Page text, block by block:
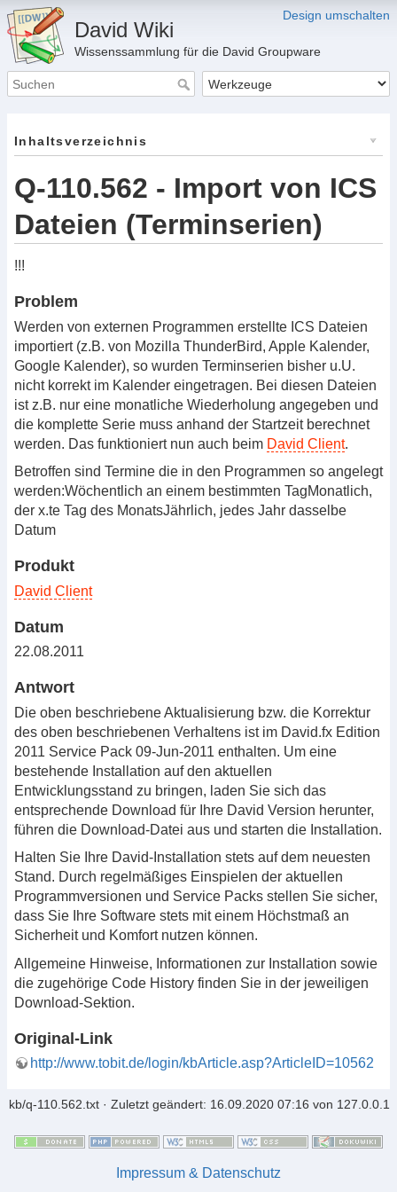
Design umschalten
David Wiki
Wissenssammlung für die David Groupware
Inhaltsverzeichnis
Q-110.562 - Import von ICS
Dateien (Terminserien)
!!!
Problem
Werden von externen Programmen erstellte ICS Dateien
importiert (z.B. von Mozilla ThunderBird, Apple Kalender,
Google Kalender), so wurden Terminserien bisher u.U.
nicht korrekt im Kalender eingetragen. Bei diesen Dateien
ist z.B. nur eine monatliche Wiederholung angegeben und
die komplette Serie muss anhand der Startzeit berechnet
werden. Das funktioniert nun auch beim David Client.
Betroffen sind Termine die in den Programmen so angelegt
werden:Wöchentlich an einem bestimmten TagMonatlich,
der x.te Tag des MonatsJährlich, jedes Jahr dasselbe
Datum
Produkt
David Client
Datum
22.08.2011
Antwort
Die oben beschriebene Aktualisierung bzw. die Korrektur
des oben beschriebenen Verhaltens ist im David.fx Edition
2011 Service Pack 09-Jun-2011 enthalten. Um eine
bestehende Installation auf den aktuellen
Entwicklungsstand zu bringen, laden Sie sich das
entsprechende Download für Ihre David Version herunter,
führen die Download-Datei aus und starten die Installation.
Halten Sie Ihre David-Installation stets auf dem neuesten
Stand. Durch regelmäßiges Einspielen der aktuellen
Programmversionen und Service Packs stellen Sie sicher,
dass Sie Ihre Software stets mit einem Höchstmaß an
Sicherheit und Komfort nutzen können.
Allgemeine Hinweise, Informationen zur Installation sowie
die zugehörige Code History finden Sie in der jeweiligen
Download-Sektion.
Original-Link
http://www.tobit.de/login/kbArticle.asp?ArticleID=10562
kb/q-110.562.txt · Zuletzt geändert: 16.09.2020 07:16 von 127.0.0.1
Impressum & Datenschutz